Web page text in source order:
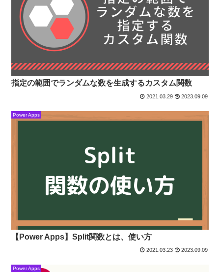
指定の範囲でランダムな数を生成するカスタム関数
2021.03.29 2023.09.09
Power Apps
【Power Apps】Split関数とは、使い方
2021.03.23 2023.09.09
Power Apps